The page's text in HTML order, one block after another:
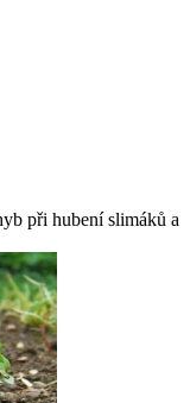
při hubení slimáků a